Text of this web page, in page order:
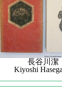
長谷川潔
Kiyoshi